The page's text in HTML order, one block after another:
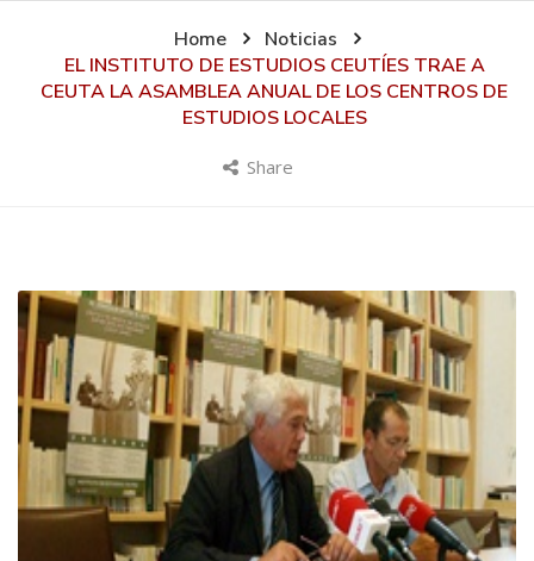
Home
Noticias
EL INSTITUTO DE ESTUDIOS CEUTÍES TRAE A
CEUTA LA ASAMBLEA ANUAL DE LOS CENTROS DE
ESTUDIOS LOCALES
Share